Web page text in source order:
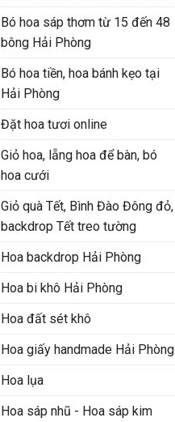
Bó hoa sáp thơm từ 15 đến 48
bông Hải Phòng
Bó hoa tiền, hoa bánh kẹo tại
Hải Phòng
Đặt hoa tươi online
Giỏ hoa, lẵng hoa để bàn, bó
hoa cưới
Giỏ quà Tết, Bình Đào Đông đỏ,
backdrop Tết treo tường
Hoa backdrop Hải Phòng
Hoa bi khô Hải Phòng
Hoa đất sét khô
Hoa giấy handmade Hải Phòng
Hoa lụa
Hoa sáp nhũ - Hoa sáp kim